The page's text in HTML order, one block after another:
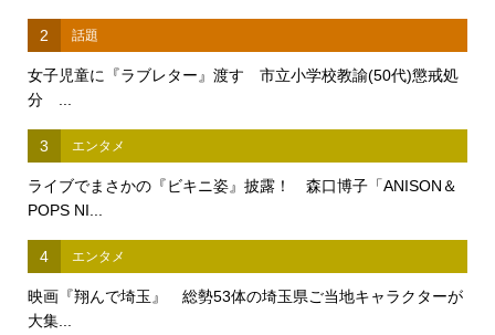
2 話題
女子児童に『ラブレター』渡す 市立小学校教諭(50代)懲戒処
分 ...
3 エンタメ
ライブでまさかの『ビキニ姿』披露！ 森口博子「ANISON＆
POPS NI...
4 エンタメ
映画『翔んで埼玉』 総勢53体の埼玉県ご当地キャラクターが
大集...